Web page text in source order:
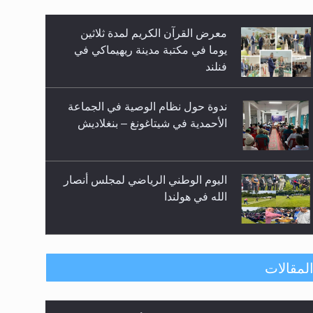
معرض القرآن الكريم لمدة ثلاثين
يوما في مكتبة مدينة ريهيماكي في
فنلند
ندوة حول نظام الوصية في الجماعة
الأحمدية في شيتاغونغ – بنغلاديش
اليوم الوطني الرياضي لمجلس أنصار
الله في هولندا
إتمام حفظ القرآن الكريم لثلاثة
طلاب من مدرسة الحفظ في غانا
المقالات
الهجرة: بحث عن الأمن والسلام في